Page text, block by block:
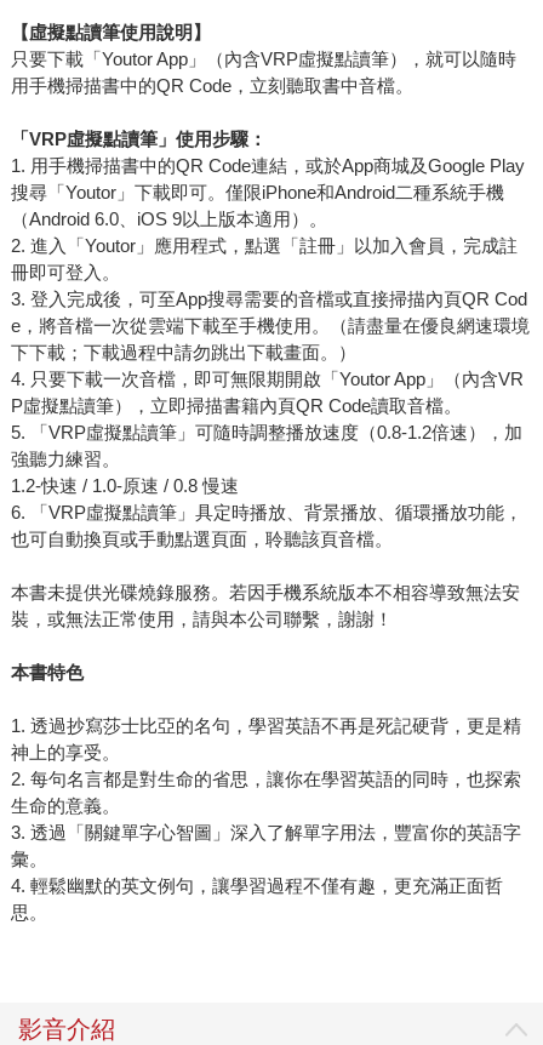
【虛擬點讀筆使用說明】
只要下載「Youtor App」（內含VRP虛擬點讀筆），就可以隨時
用手機掃描書中的QR Code，立刻聽取書中音檔。
「VRP虛擬點讀筆」使用步驟：
1. 用手機掃描書中的QR Code連結，或於App商城及Google Play
搜尋「Youtor」下載即可。僅限iPhone和Android二種系統手機
（Android 6.0、iOS 9以上版本適用）。
2. 進入「Youtor」應用程式，點選「註冊」以加入會員，完成註
冊即可登入。
3. 登入完成後，可至App搜尋需要的音檔或直接掃描內頁QR Cod
e，將音檔一次從雲端下載至手機使用。（請盡量在優良網速環境
下下載；下載過程中請勿跳出下載畫面。）
4. 只要下載一次音檔，即可無限期開啟「Youtor App」（內含VR
P虛擬點讀筆），立即掃描書籍內頁QR Code讀取音檔。
5. 「VRP虛擬點讀筆」可隨時調整播放速度（0.8-1.2倍速），加
強聽力練習。
1.2-快速 / 1.0-原速 / 0.8 慢速
6. 「VRP虛擬點讀筆」具定時播放、背景播放、循環播放功能，
也可自動換頁或手動點選頁面，聆聽該頁音檔。
本書未提供光碟燒錄服務。若因手機系統版本不相容導致無法安
裝，或無法正常使用，請與本公司聯繫，謝謝！
本書特色
1. 透過抄寫莎士比亞的名句，學習英語不再是死記硬背，更是精
神上的享受。
2. 每句名言都是對生命的省思，讓你在學習英語的同時，也探索
生命的意義。
3. 透過「關鍵單字心智圖」深入了解單字用法，豐富你的英語字
彙。
4. 輕鬆幽默的英文例句，讓學習過程不僅有趣，更充滿正面哲
思。
影音介紹